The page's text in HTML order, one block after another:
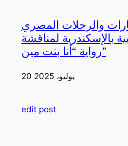
والرحلات المصري
بالإسكندرية لمناقشة
رواية “أنا بنت مين”
20 يوليو، 2025
edit post